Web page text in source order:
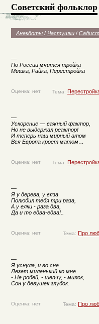
Советский фольклор
Анекдоты / Частушки /
—
По России мчится тройка
Мишка, Райка, Перестройка
Оценка: нет Тема:
—
Ускорение — важный фактор,
Но не выдержал реактор!
И теперь наш мирный атом
Вся Европа кроет матом…
Оценка: нет Тема:
—
Я у дерева, у вяза
Полюбил тебя три раза,
А у елки - раза два,
Да и то едва-едва!..
Оценка: нет Тема: Про
—
Я уснула, и во сне
Лезет миленький ко мне.
- Не робей, - шепчу, - милок,
Сон у девушек глубок.
Оценка: нет Тема: Про